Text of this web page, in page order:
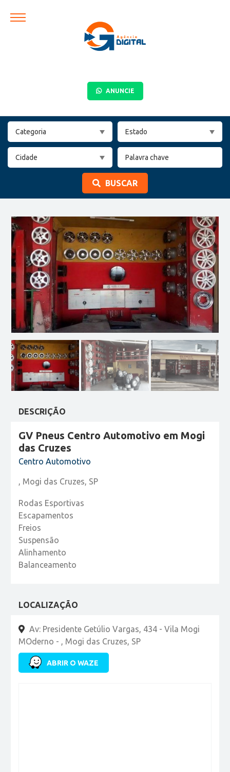
ANUNCIE
BUSCAR
DESCRIÇÃO
GV Pneus Centro Automotivo em Mogi
das Cruzes
Centro Automotivo
, Mogi das Cruzes, SP
Rodas Esportivas
Escapamentos
Freios
Suspensão
Alinhamento
Balanceamento
LOCALIZAÇÃO
Av: Presidente Getúlio Vargas, 434 - Vila Mogi
MOderno - , Mogi das Cruzes, SP
ABRIR O WAZE